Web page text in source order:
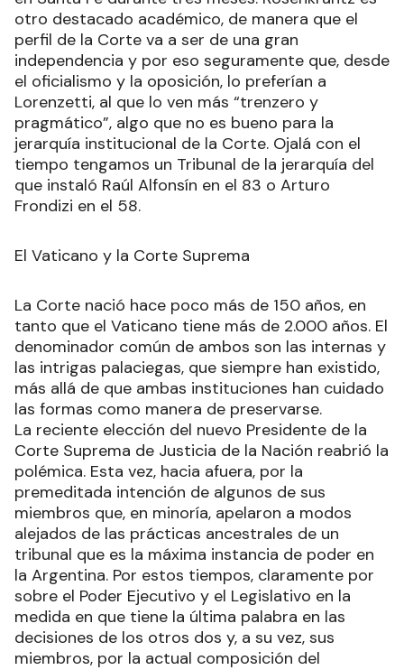
otro destacado académico, de manera que el
perfil de la Corte va a ser de una gran
independencia y por eso seguramente que, desde
el oficialismo y la oposición, lo preferían a
Lorenzetti, al que lo ven más “trenzero y
pragmático”, algo que no es bueno para la
jerarquía institucional de la Corte. Ojalá con el
tiempo tengamos un Tribunal de la jerarquía del
que instaló Raúl Alfonsín en el 83 o Arturo
Frondizi en el 58.
El Vaticano y la Corte Suprema
La Corte nació hace poco más de 150 años, en
tanto que el Vaticano tiene más de 2.000 años. El
denominador común de ambos son las internas y
las intrigas palaciegas, que siempre han existido,
más allá de que ambas instituciones han cuidado
las formas como manera de preservarse.
La reciente elección del nuevo Presidente de la
Corte Suprema de Justicia de la Nación reabrió la
polémica. Esta vez, hacia afuera, por la
premeditada intención de algunos de sus
miembros que, en minoría, apelaron a modos
alejados de las prácticas ancestrales de un
tribunal que es la máxima instancia de poder en
la Argentina. Por estos tiempos, claramente por
sobre el Poder Ejecutivo y el Legislativo en la
medida en que tiene la última palabra en las
decisiones de los otros dos y, a su vez, sus
miembros, por la actual composición del